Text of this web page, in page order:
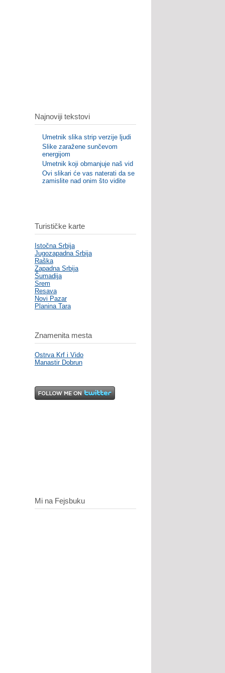
Najnoviji tekstovi
Umetnik slika strip verzije ljudi
Slike zaražene sunčevom
energijom
Umetnik koji obmanjuje naš vid
Ovi slikari će vas naterati da se
zamislite nad onim što vidite
Turističke karte
Istočna Srbija
Jugozapadna Srbija
Raška
Zapadna Srbija
Šumadija
Srem
Resava
Novi Pazar
Planina Tara
Znamenita mesta
Ostrva Krf i Vido
Manastir Dobrun
Mi na Fejsbuku